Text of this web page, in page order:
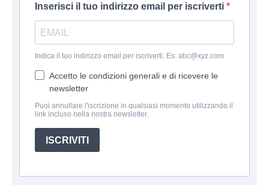
Inserisci il tuo indirizzo email per iscriverti
Indica il tuo indirizzo email per iscriverti. Es. abc@xyz.com
Accetto le condizioni generali e di ricevere le
newsletter
Puoi annullare l'iscrizione in qualsiasi momento utilizzando il
link incluso nella nostra newsletter.
ISCRIVITI